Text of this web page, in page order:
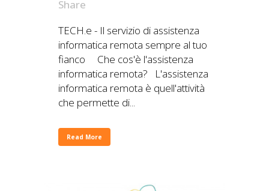
Share
TECH.e - Il servizio di assistenza
informatica remota sempre al tuo
fianco Che cos'è l'assistenza
informatica remota? L'assistenza
informatica remota è quell'attività
che permette di...
Read More